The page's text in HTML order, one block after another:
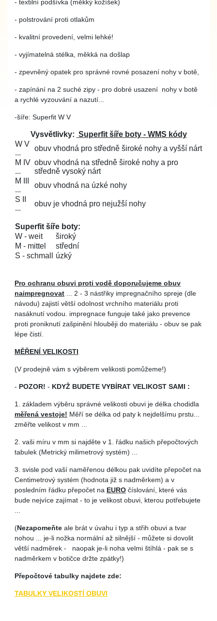
- textilní podšívka (měkký kožíšek)
- polstrování proti otlakům
- kvalitní provedení, velmi lehké!
- vyjímatelná stélka, měkká na došlap
- zpevněný opatek pro správné rovné posazení nohy v botě,
- zapínání na 2 suché zipy - pro dobré usazení nohy v botě
a rychlé vyzouvání a nazutí...
-šíře: Superfit W V
Vysvětlivky: Superfit šíře boty - WMS kódy
W V
...
obuv vhodná pro středně široké nohy a vyšší nárt
M IV
...
obuv vhodná na středně široké nohy a pro
středně vysoký nárt
M III
...
obuv vhodná na úzké nohy
S II
...
obuv je vhodná pro nejužší nohy
Superfit šíře boty:
W - weit
široký
M - mittel
střední
S - schmall
úzký
Pro ochranu obuvi proti vodě doporučujeme obuv
naimpregnovat ... 2 - 3 nástřiky impregnačního spreje (dle
návodu) zajistí větší odolnost vrchního materiálu proti
nasáknutí vodou. impregnace funguje také jako prevence
proti proniknutí zašpinění hlouběji do materiálu - obuv se pak
lépe čistí.
MĚŘENÍ VELIKOSTI
(V prodejně vám s výběrem velikosti pomůžeme!)
- POZOR! - KDYŽ BUDETE VYBÍRAT VELIKOST SAMI :
1. základem výběru správné velikosti obuvi je délka chodidla
měřená vestoje! Měří se délka od paty k nejdelšímu prstu...
změřte velikost v mm ...
2. vaši míru v mm si najděte v 1. řádku našich přepočtových
tabulek (Metrický milimetrový systém) ...
3. svisle pod vaší naměřenou délkou pak uvidíte přepočet na
Centimetrový systém (hodnota již s nadměrkem) a v
posledním řádku přepočet na EURO číslování, které vás
bude nejvíce zajímat - to je velikost obuvi, kterou potřebujete
(Nezapomeňte ale brát v úvahu i typ a střih obuvi a tvar
nohou ... je-li nožka normální až silnější - můžete si dovolit
větší nadměrek - naopak je-li noha velmi štíhlá - pak se s
nadměrkem v botičce držte zpátky!)
Přepočtové tabulky najdete zde:
TABULKY VELIKOSTÍ OBUVI